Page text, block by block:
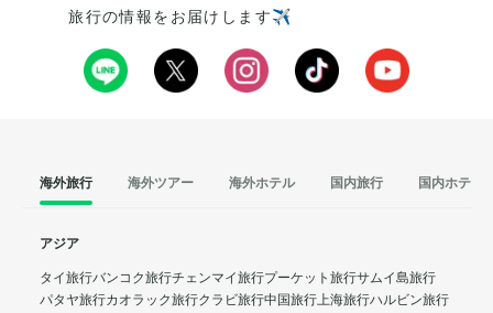
旅行の情報をお届けします✈️
海外旅行 海外ツアー 海外ホテル 国内旅行 国内ホテル
アジア
タイ旅行バンコク旅行チェンマイ旅行プーケット旅行サムイ島旅行
パタヤ旅行カオラック旅行クラビ旅行中国旅行上海旅行ハルビン旅行